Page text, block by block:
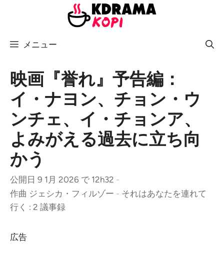
メニュー
映画『誉れ』予告編：
イ・ナヨン、チョン・ウ
ンチェ、イ・チョンア、
よみがえる過去に立ち向
かう
公開日 9 1月 2026 で 12h32 -
作曲 ジェシカ・フィルゾー - それはあなたを連れて
行く : 2 議事録
広告